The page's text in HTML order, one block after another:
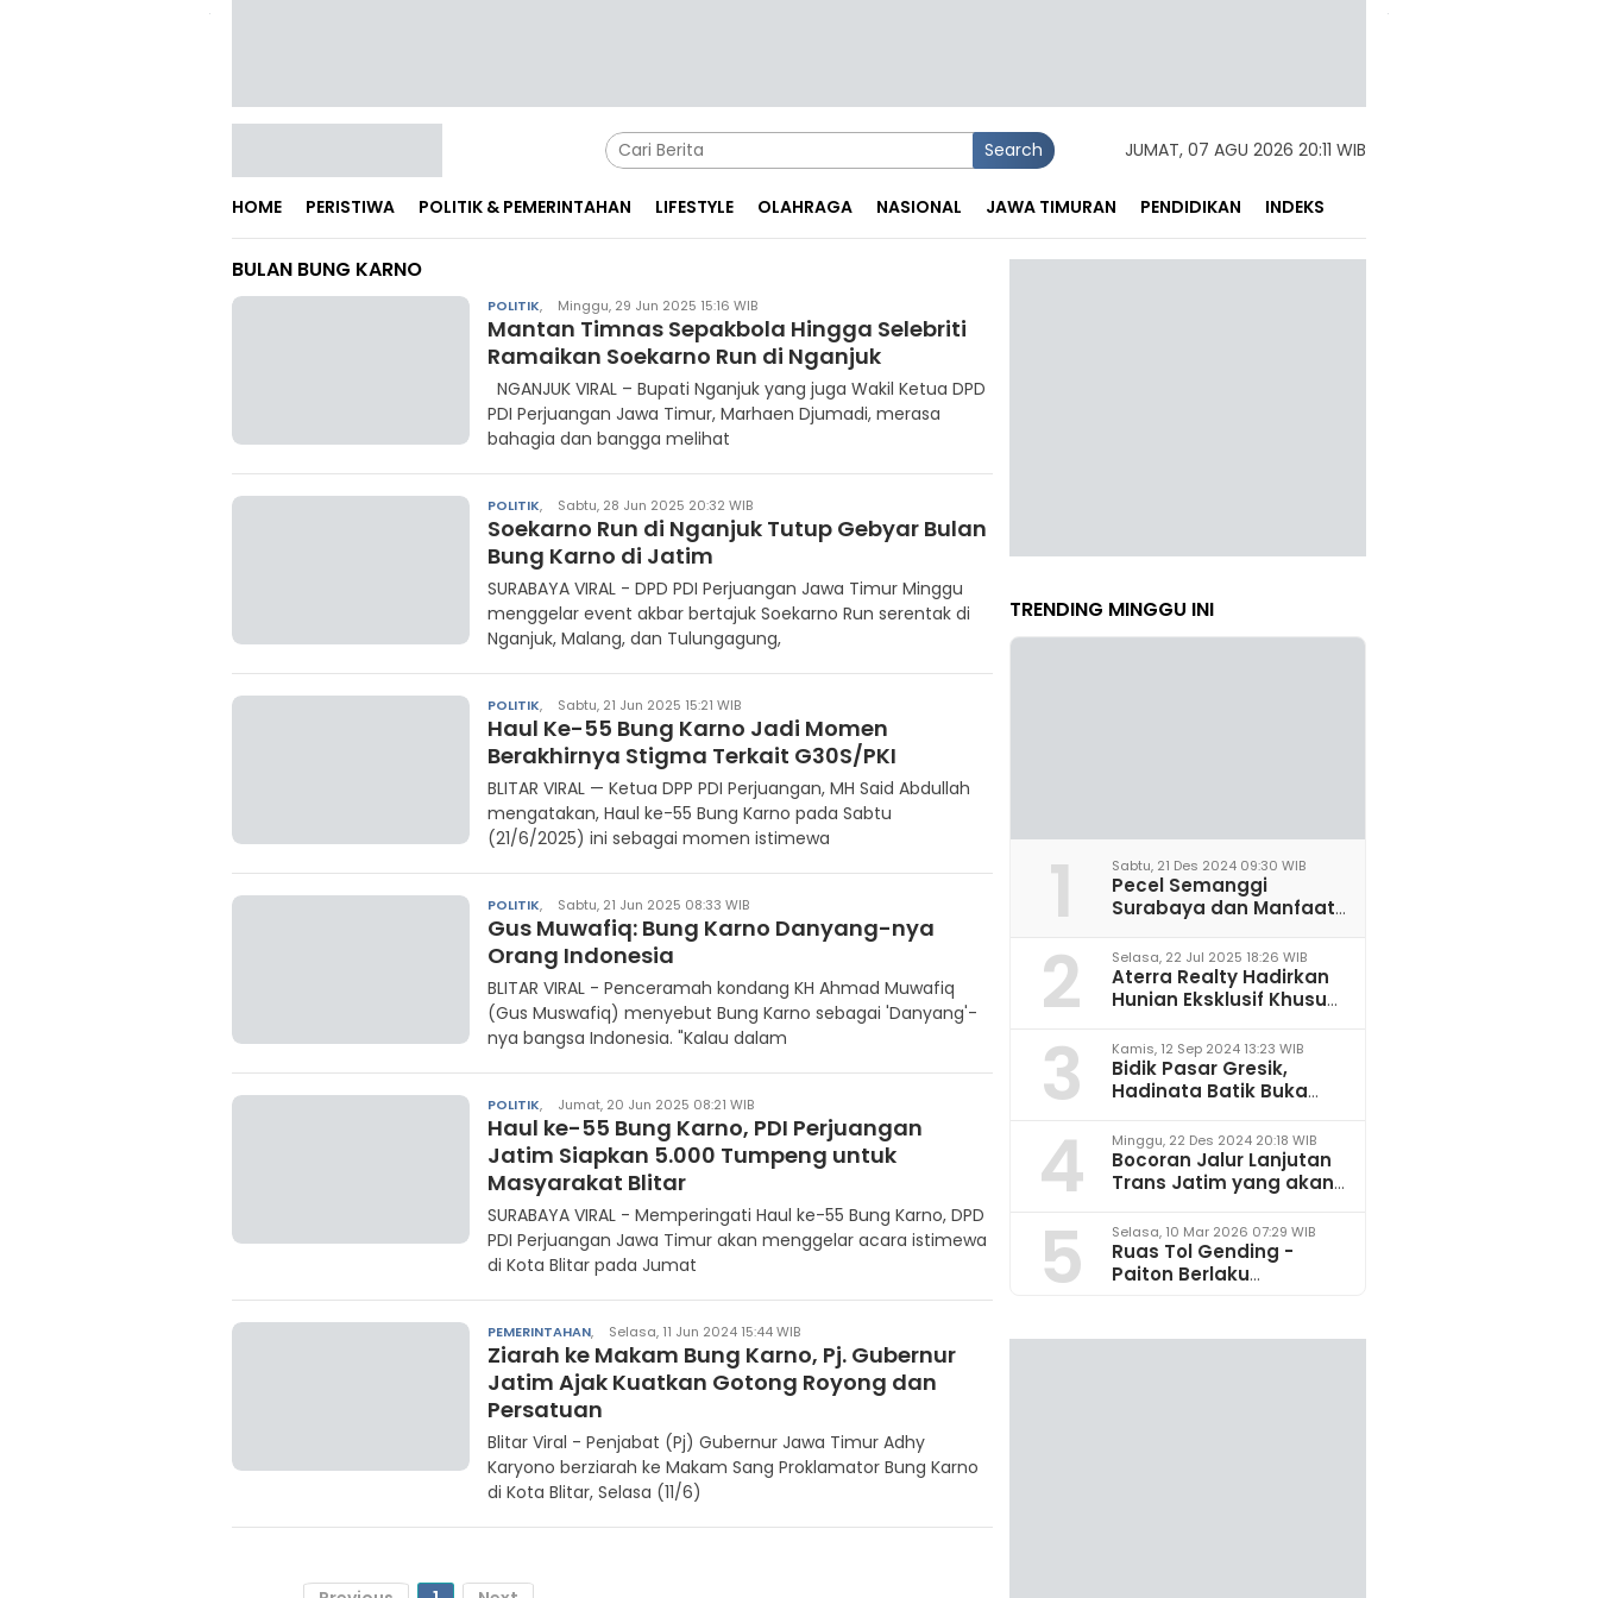
Search JUMAT, 07 AGU 2026 20:11 WIB
HOME PERISTIWA POLITIK & PEMERINTAHAN LIFESTYLE OLAHRAGA NASIONAL JAWA TIMURAN PENDIDIKAN INDEKS
BULAN BUNG KARNO
POLITIK, Minggu, 29 Jun 2025 15:16 WIB
Mantan Timnas Sepakbola Hingga Selebriti
Ramaikan Soekarno Run di Nganjuk
NGANJUK VIRAL – Bupati Nganjuk yang juga Wakil Ketua DPD
PDI Perjuangan Jawa Timur, Marhaen Djumadi, merasa
bahagia dan bangga melihat
POLITIK, Sabtu, 28 Jun 2025 20:32 WIB
Soekarno Run di Nganjuk Tutup Gebyar Bulan
Bung Karno di Jatim
SURABAYA VIRAL - DPD PDI Perjuangan Jawa Timur Minggu
menggelar event akbar bertajuk Soekarno Run serentak di
Nganjuk, Malang, dan Tulungagung,
POLITIK, Sabtu, 21 Jun 2025 15:21 WIB
Haul Ke-55 Bung Karno Jadi Momen
Berakhirnya Stigma Terkait G30S/PKI
BLITAR VIRAL — Ketua DPP PDI Perjuangan, MH Said Abdullah
mengatakan, Haul ke-55 Bung Karno pada Sabtu
(21/6/2025) ini sebagai momen istimewa
POLITIK, Sabtu, 21 Jun 2025 08:33 WIB
Gus Muwafiq: Bung Karno Danyang-nya
Orang Indonesia
BLITAR VIRAL - Penceramah kondang KH Ahmad Muwafiq
(Gus Muswafiq) menyebut Bung Karno sebagai 'Danyang'-
nya bangsa Indonesia. "Kalau dalam
POLITIK, Jumat, 20 Jun 2025 08:21 WIB
Haul ke-55 Bung Karno, PDI Perjuangan
Jatim Siapkan 5.000 Tumpeng untuk
Masyarakat Blitar
SURABAYA VIRAL - Memperingati Haul ke-55 Bung Karno, DPD
PDI Perjuangan Jawa Timur akan menggelar acara istimewa
di Kota Blitar pada Jumat
PEMERINTAHAN, Selasa, 11 Jun 2024 15:44 WIB
Ziarah ke Makam Bung Karno, Pj. Gubernur
Jatim Ajak Kuatkan Gotong Royong dan
Persatuan
Blitar Viral - Penjabat (Pj) Gubernur Jawa Timur Adhy
Karyono berziarah ke Makam Sang Proklamator Bung Karno
di Kota Blitar, Selasa (11/6)
TRENDING MINGGU INI
1 Sabtu, 21 Des 2024 09:30 WIB
Pecel Semanggi
Surabaya dan Manfaat
Saraf
2 Selasa, 22 Jul 2025 18:26 WIB
Aterra Realty Hadirkan
Hunian Eksklusif Khusus
Malang
3 Kamis, 12 Sep 2024 13:23 WIB
Bidik Pasar Gresik,
Hadinata Batik Buka
4 Minggu, 22 Des 2024 20:18 WIB
Bocoran Jalur Lanjutan
Trans Jatim yang akan
2025
5 Selasa, 10 Mar 2026 07:29 WIB
Ruas Tol Gending -
Paiton Berlaku